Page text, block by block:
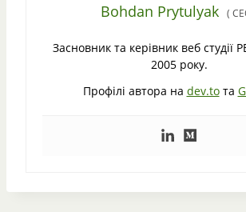
Bohdan Prytulyak (
Засновник та керівник веб студії
2005 року.
Профілі автора на dev.toта